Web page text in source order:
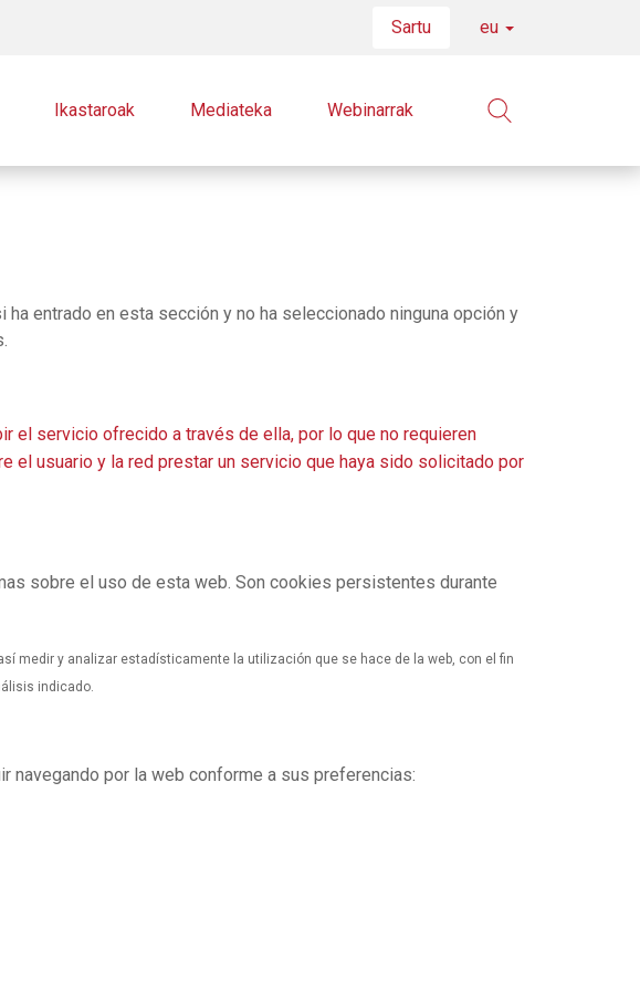
Sartu eu
Ikastaroak Mediateka Webinarrak
entrado en esta sección y no ha seleccionado ninguna opción y
el servicio ofrecido a través de ella, por lo que no requieren
el usuario y la red prestar un servicio que haya sido solicitado por
sobre el uso de esta web. Son cookies persistentes durante
medir y analizar estadísticamente la utilización que se hace de la web, con el fin
indicado.
navegando por la web conforme a sus preferencias: